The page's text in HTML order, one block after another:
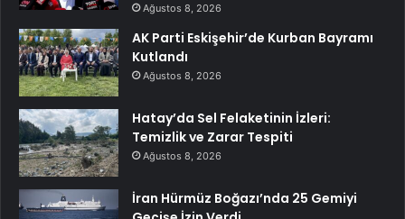
Ağustos 8, 2026
AK Parti Eskişehir’de Kurban Bayramı
Kutlandı
Ağustos 8, 2026
Hatay’da Sel Felaketinin İzleri:
Temizlik ve Zarar Tespiti
Ağustos 8, 2026
İran Hürmüz Boğazı’nda 25 Gemiyi